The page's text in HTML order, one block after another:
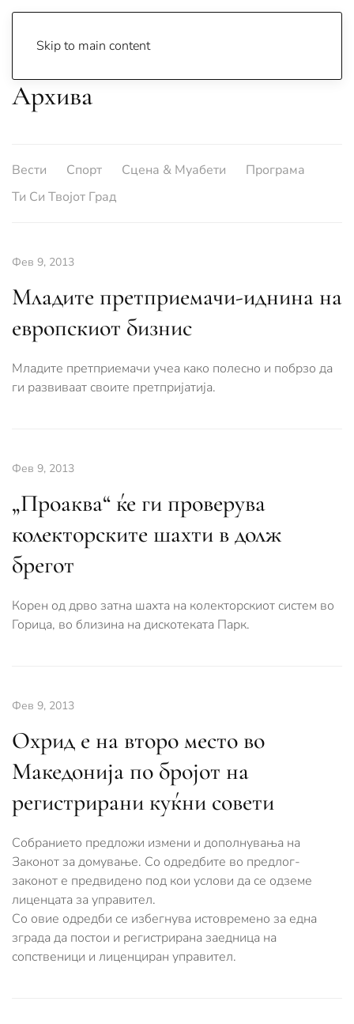
Skip to main content
Архива
Вести Спорт Сцена & Муабети
Програма
Ти Си Твојот Град
Фев 9, 2013
Младите претприемачи-иднина на
европскиот бизнис
Младите претприемачи учеа како полесно и побрзо да
ги развиваат своите претпријатија.
Фев 9, 2013
„Проаква“ ќе ги проверува
колекторските шахти в долж
брегот
Корен од дрво затна шахта на колекторскиот систем во
Горица, во близина на дискотеката Парк.
Фев 9, 2013
Охрид е на второ место во
Македонија по бројот на
регистрирани куќни совети
Собранието предложи измени и дополнувања на
Законот за домување. Со одредбите во предлог-
законот е предвидено под кои услови да се одземе
лиценцата за управител.
Со овие одредби се избегнува истовремено за една
зграда да постои и регистрирана заедница на
сопственици и лиценциран управител.